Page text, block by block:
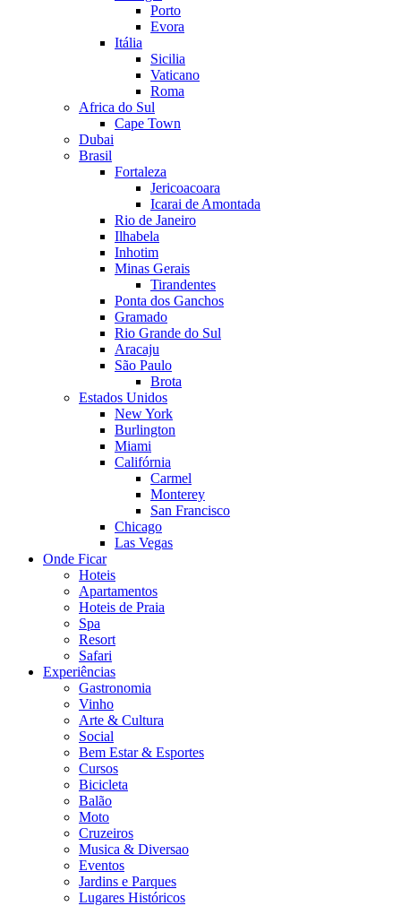
Porto
Evora
Itália
Sicilia
Vaticano
Roma
Africa do Sul
Cape Town
Dubai
Brasil
Fortaleza
Jericoacoara
Icarai de Amontada
Rio de Janeiro
Ilhabela
Inhotim
Minas Gerais
Tirandentes
Ponta dos Ganchos
Gramado
Rio Grande do Sul
Aracaju
São Paulo
Brota
Estados Unidos
New York
Burlington
Miami
Califórnia
Carmel
Monterey
San Francisco
Chicago
Las Vegas
Onde Ficar
Hoteis
Apartamentos
Hoteis de Praia
Spa
Resort
Safari
Experiências
Gastronomia
Vinho
Arte & Cultura
Social
Bem Estar & Esportes
Cursos
Bicicleta
Balão
Moto
Cruzeiros
Musica & Diversao
Eventos
Jardins e Parques
Lugares Históricos